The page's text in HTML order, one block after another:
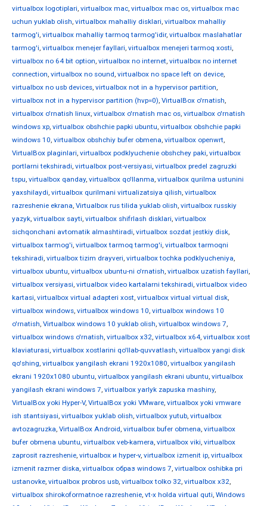
virtualbox logotiplari, virtualbox mac, virtualbox mac os, virtualbox mac
uchun yuklab olish, virtualbox mahalliy disklari, virtualbox mahalliy
tarmog'i, virtualbox mahalliy tarmoq tarmog'idir, virtualbox maslahatlar
tarmog'i, virtualbox menejer fayllari, virtualbox menejeri tarmoq xosti,
virtualbox no 64 bit option, virtualbox no internet, virtualbox no internet
connection, virtualbox no sound, virtualbox no space left on device,
virtualbox no usb devices, virtualbox not in a hypervisor partition,
virtualbox not in a hypervisor partition (hvp=0), VirtualBox o'rnatish,
virtualbox o'rnatish linux, virtualbox o'rnatish mac os, virtualbox o'rnatish
windows xp, virtualbox obshchie papki ubuntu, virtualbox obshchie papki
windows 10, virtualbox obshchiy bufer obmena, virtualbox openwrt,
VirtualBox plaginlari, virtualbox podklyuchenie obshchey paki, virtualbox
portlarni tekshiradi, virtualbox post-versiyasi, virtualbox predel zagruzki
tspu, virtualbox qanday, virtualbox qo'llanma, virtualbox qurilma ustunini
yaxshilaydi, virtualbox qurilmani virtualizatsiya qilish, virtualbox
razreshenie ekrana, Virtualbox rus tilida yuklab olish, virtualbox russkiy
yazyk, virtualbox sayti, virtualbox shifrlash disklari, virtualbox
sichqonchani avtomatik almashtiradi, virtualbox sozdat jestkiy disk,
virtualbox tarmog'i, virtualbox tarmoq tarmog'i, virtualbox tarmoqni
tekshiradi, virtualbox tizim drayveri, virtualbox tochka podklyucheniya,
virtualbox ubuntu, virtualbox ubuntu-ni o'rnatish, virtualbox uzatish fayllari,
virtualbox versiyasi, virtualbox video kartalarni tekshiradi, virtualbox video
kartasi, virtualbox virtual adapteri xost, virtualbox virtual virtual disk,
virtualbox windows, virtualbox windows 10, virtualbox windows 10
o'rnatish, Virtualbox windows 10 yuklab olish, virtualbox windows 7,
virtualbox windows o'rnatish, virtualbox x32, virtualbox x64, virtualbox xost
klaviaturasi, virtualbox xostlarini qo'llab-quvvatlash, virtualbox yangi disk
qo'shing, virtualbox yangilash ekrani 1920x1080, virtualbox yangilash
ekrani 1920x1080 ubuntu, virtualbox yangilash ekrani ubuntu, virtualbox
yangilash ekrani windows 7, virtualbox yarlyk zapuska mashiny,
VirtualBox yoki Hyper-V, VirtualBox yoki VMware, virtualbox yoki vmware
ish stantsiyasi, virtualbox yuklab olish, virtualbox yutub, virtualbox
avtozagruzka, VirtualBox Android, virtualbox bufer obmena, virtualbox
bufer obmena ubuntu, virtualbox veb-kamera, virtualbox viki, virtualbox
zaprosit razreshenie, virtualbox и hyper-v, virtualbox izmenit ip, virtualbox
izmenit razmer diska, virtualbox образ windows 7, virtualbox oshibka pri
ustanovke, virtualbox probros usb, virtualbox tolko 32, virtualbox х32,
virtualbox shirokoformatnoe razreshenie, vt-x holda virtual quti, Windows